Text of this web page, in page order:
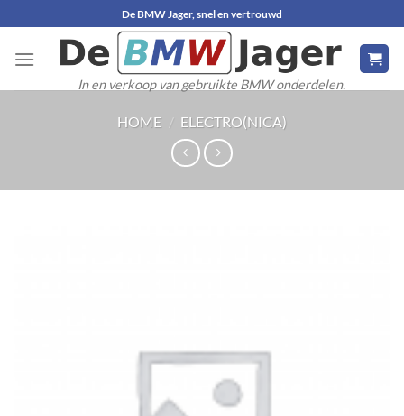
naar
inhoud
De BMW Jager, snel en vertrouwd
In en verkoop van gebruikte BMW onderdelen.
HOME / ELECTRO(NICA)